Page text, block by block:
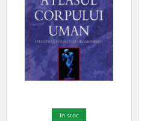
In stoc